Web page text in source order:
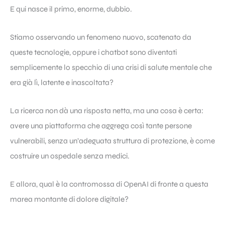
E qui nasce il primo, enorme, dubbio.
Stiamo osservando un fenomeno nuovo, scatenato da
queste tecnologie, oppure i chatbot sono diventati
semplicemente lo specchio di una crisi di salute mentale che
era già lì, latente e inascoltata?
La ricerca non dà una risposta netta, ma una cosa è certa:
avere una piattaforma che aggrega così tante persone
vulnerabili, senza un’adeguata struttura di protezione, è come
costruire un ospedale senza medici.
E allora, qual è la contromossa di OpenAI di fronte a questa
marea montante di dolore digitale?